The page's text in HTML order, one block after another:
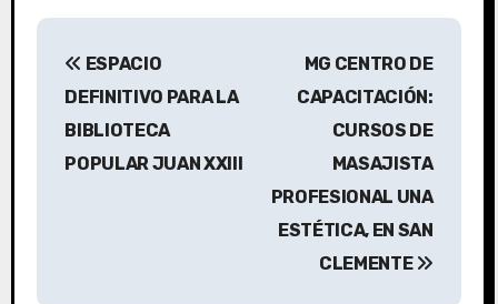
N
ESPACIO
DEFINITIVO PARA LA
BIBLIOTECA
POPULAR JUAN XXIII
MG CENTRO DE
CAPACITACIÓN:
CURSOS DE
MASAJISTA
PROFESIONAL UNA
ESTÉTICA, EN SAN
CLEMENTE